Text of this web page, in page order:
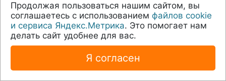
Продолжая пользоваться нашим сайтом, вы
соглашаетесь с использованием файлов cookie
и сервиса Яндекс.Метрика. Это помогает нам
делать сайт удобнее для вас.
Я согласен